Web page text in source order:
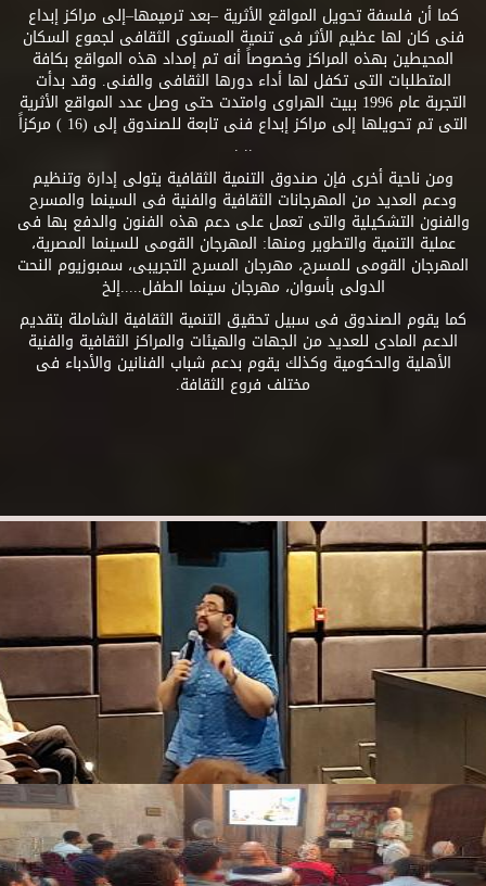
كما أن فلسفة تحويل المواقع الأثرية –بعد ترميمها–إلى مراكز إبداع
فنى كان لها عظيم الأثر فى تنمية المستوى الثقافى لجموع السكان
المحيطين بهذه المراكز وخصوصاً أنه تم إمداد هذه المواقع بكافة
المتطلبات التى تكفل لها أداء دورها الثقافى والفنى. وقد بدأت
التجربة عام 1996 ببيت الهراوى وامتدت حتى وصل عدد المواقع الأثرية
التى تم تحويلها إلى مراكز إبداع فنى تابعة للصندوق إلى (16 ) مركزاً
.. .
ومن ناحية أخرى فإن صندوق التنمية الثقافية يتولى إدارة وتنظيم
ودعم العديد من المهرجانات الثقافية والفنية فى السينما والمسرح
والفنون التشكيلية والتى تعمل على دعم هذه الفنون والدفع بها فى
عملية التنمية والتطوير ومنها: المهرجان القومى للسينما المصرية،
المهرجان القومى للمسرح، مهرجان المسرح التجريبى، سمبوزيوم النحت
الدولى بأسوان، مهرجان سينما الطفل.....إلخ
كما يقوم الصندوق فى سبيل تحقيق التنمية الثقافية الشاملة بتقديم
الدعم المادى للعديد من الجهات والهيئات والمراكز الثقافية والفنية
الأهلية والحكومية وكذلك يقوم بدعم شباب الفنانين والأدباء فى
مختلف فروع الثقافة.